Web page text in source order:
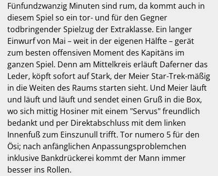
Fünfundzwanzig Minuten sind rum, da kommt auch in
diesem Spiel so ein tor- und für den Gegner
todbringender Spielzug der Extraklasse. Ein langer
Einwurf von Mai – weit in der eigenen Hälfte – gerät
zum besten offensiven Moment des Kapitäns im
ganzen Spiel. Denn am Mittelkreis erläuft Daferner das
Leder, köpft sofort auf Stark, der Meier Star-Trek-mäßig
in die Weiten des Raums starten sieht. Und Meier läuft
und läuft und läuft und sendet einen Gruß in die Box,
wo sich mittig Hosiner mit einem "Servus" freundlich
bedankt und per Direktabschluss mit dem linken
Innenfuß zum Einszunull trifft. Tor numero 5 für den
Ösi; nach anfänglichen Anpassungsproblemchen
inklusive Bankdrückerei kommt der Mann immer
besser ins Rollen.